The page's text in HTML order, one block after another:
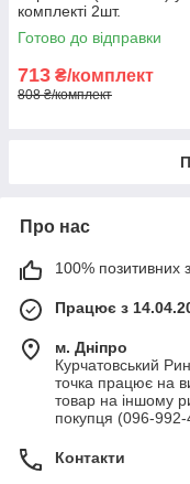
комплекті 2шт.
Готово до відправки
713 ₴/комплект
808 ₴/комплект
Про нас
100% позитивних з
Працює з
м. Дніпро
Курчатовський
точка працює на
товар на іншому
покупця (096-
Контакти